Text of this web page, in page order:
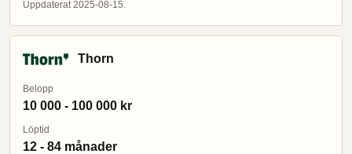
Uppdaterat 2025-08-15.
Thorn
Belopp
10 000 - 100 000 kr
Löptid
12 - 84 månader